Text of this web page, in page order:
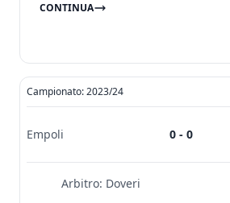
CONTINUA
Campionato: 2023/24
Empoli 0 - 0
Arbitro: Doveri